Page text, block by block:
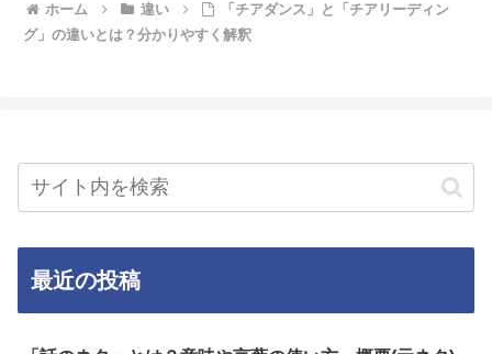
ホーム 違い
「チアダンス」と「チアリーディン
グ」の違いとは？分かりやすく解釈
最近の投稿